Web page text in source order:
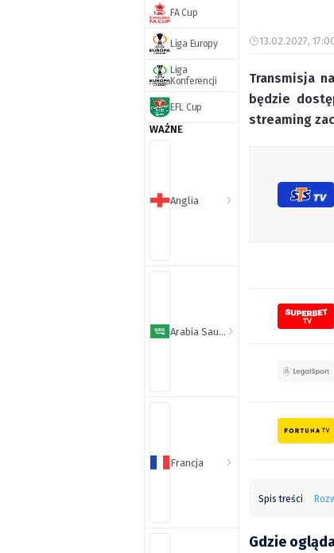
FA Cup
Liga Europy
Liga
Konferencji
EFL Cup
WAŻNE
Anglia
Arabia Saudyjska
Francja
13.02.2027,
Transmisja
będzie
streaming
Spis treści
Gdzie